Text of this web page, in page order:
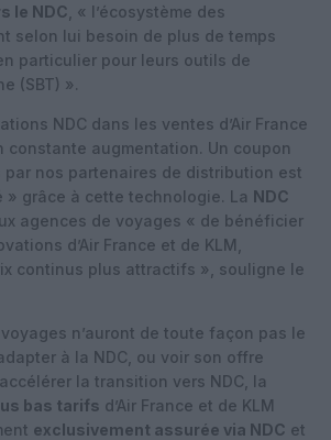
le NDC
, « l’écosystème des
selon lui besoin de plus de temps
particulier pour leurs outils de
(SBT) ».
NDC dans les ventes d’Air France
constante augmentation. Un coupon
par nos partenaires de distribution est
» grâce à cette technologie. La NDC
agences de voyages « de bénéficier
d’Air France et de KLM,
continus plus attractifs », souligne le
n’auront de toute façon pas le
à la NDC, ou voir son offre
la transition vers NDC, la
bas tarifs d’Air France et de KLM
exclusivement assurée via NDC et